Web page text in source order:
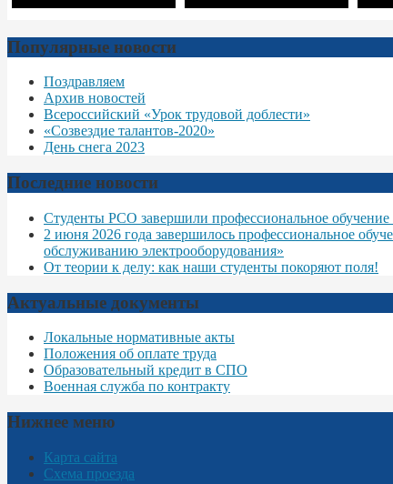
Популярные новости
Поздравляем
Архив новостей
Всероссийский «Урок трудовой доблести»
«Созвездие талантов-2020»
День снега 2023
Последние новости
Студенты РСО завершили профессиональное
2 июня 2026 года завершилось профессиональное
обслуживанию электрооборудования»
От теории к делу: как наши студенты покоряют поля!
Актуальные документы
Локальные нормативные акты
Положения об оплате труда
Образовательный кредит в СПО
Военная служба по контракту
Нижнее меню
Карта сайта
Схема проезда